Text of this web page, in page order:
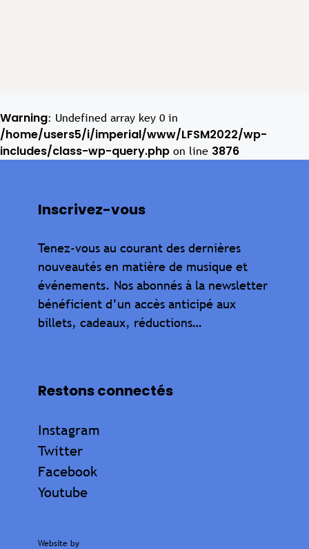
Warning: Undefined array key 0 in
/home/users5/i/imperial/www/LFSM2022/wp-
includes/class-wp-query.php on line 3876
Inscrivez-vous
Tenez-vous au courant des dernières
nouveautés en matière de musique et
événements. Nos abonnés à la newsletter
bénéficient d’un accès anticipé aux
billets, cadeaux, réductions…
Restons connectés
Instagram
Twitter
Facebook
Youtube
Website by